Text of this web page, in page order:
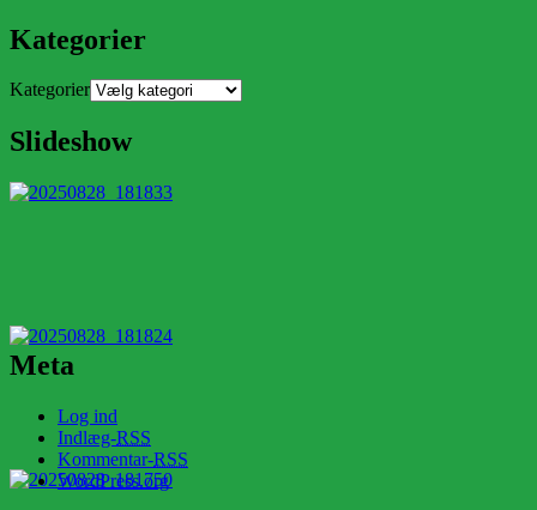
Kategorier
Kategorier
Slideshow
Meta
Log ind
Indlæg-RSS
Kommentar-RSS
WordPress.org